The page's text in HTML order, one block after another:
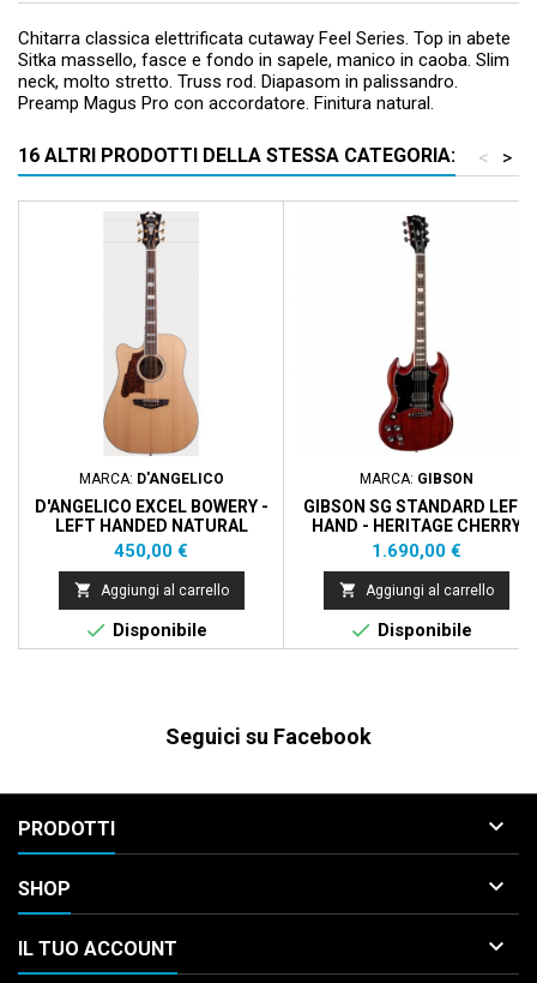
Chitarra classica elettrificata cutaway Feel Series. Top in abete
Sitka massello, fasce e fondo in sapele, manico in caoba. Slim
neck, molto stretto. Truss rod. Diapasom in palissandro.
Preamp Magus Pro con accordatore. Finitura natural.
16 ALTRI PRODOTTI DELLA STESSA CATEGORIA: >
<
MARCA: D'ANGELICO
D'ANGELICO EXCEL BOWERY -
LEFT HANDED NATURAL
Prezzo
450,00 €
 Aggiungi al carrello
 Disponibile
MARCA: GIBSON
GIBSON SG STANDARD LEFT
HAND - HERITAGE CHERRY
Prezzo
1.690,00 €
 Aggiungi al carrello
 Disponibile
Seguici su Facebook
PRODOTTI 
SHOP 
IL TUO ACCOUNT 